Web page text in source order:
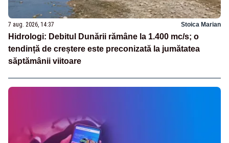
7 aug. 2026, 14:37 Stoica Marian
Hidrologi: Debitul Dunării rămâne la 1.400 mc/s; o
tendință de creștere este preconizată la jumătatea
săptămânii viitoare